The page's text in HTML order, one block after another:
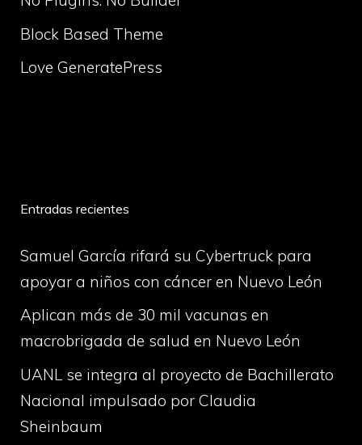
Block Based Theme
Love GeneratePress
Entradas recientes
Samuel García rifará su Cybertruck para
apoyar a niños con cáncer en Nuevo León
Aplican más de 30 mil vacunas en
macrobrigada de salud en Nuevo León
UANL se integra al proyecto de Bachillerato
Nacional impulsado por Claudia
Sheinbaum